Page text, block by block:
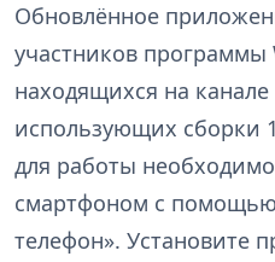
Обновлённое
участников программы
находящихся на
использующих сборки
для работы
смартфоном с
телефон». Установите